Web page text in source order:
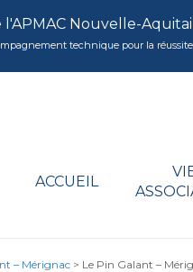
Nouvelle-
technique pour la
ACCUEIL
– Mérignac > Le Pin Galant –